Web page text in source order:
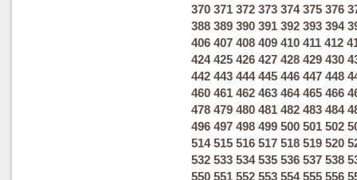
370 371 372 373 374 375 376
388 389 390 391 392 393 394
406 407 408 409 410 411 412
424 425 426 427 428 429 430
442 443 444 445 446 447 448
460 461 462 463 464 465 466
478 479 480 481 482 483 484
496 497 498 499 500 501 502
514 515 516 517 518 519 520
532 533 534 535 536 537 538
550 551 552 553 554 555 556